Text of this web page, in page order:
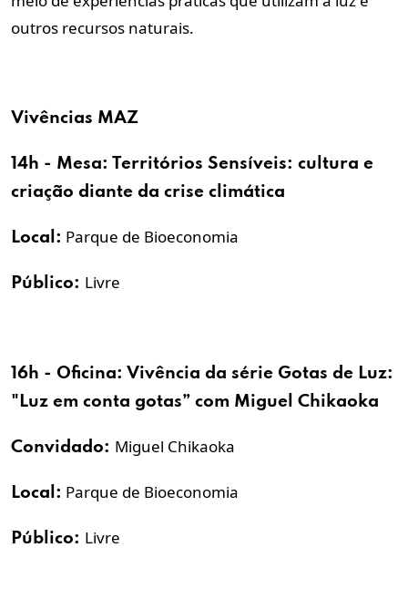
outros recursos naturais.
Vivências MAZ
14h - Mesa: Territórios Sensíveis: cultura e
criação diante da crise climática
Local: Parque de Bioeconomia
Público: Livre
16h - Oficina: Vivência da série Gotas de Luz:
"Luz em conta gotas” com Miguel Chikaoka
Convidado: Miguel Chikaoka
Local: Parque de Bioeconomia
Público: Livre